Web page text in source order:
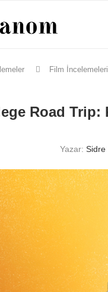
Film İncelemeleri
Road Trip:
Yazar:Sidre